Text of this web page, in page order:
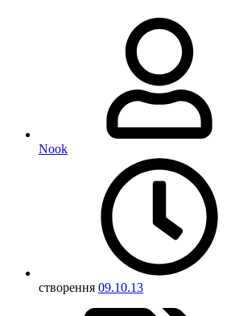
Nook
створення 09.10.13